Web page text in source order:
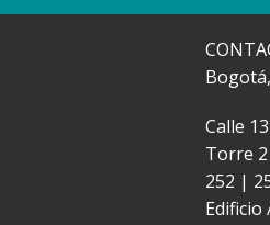
Calle
Torre
252 |
Edificio